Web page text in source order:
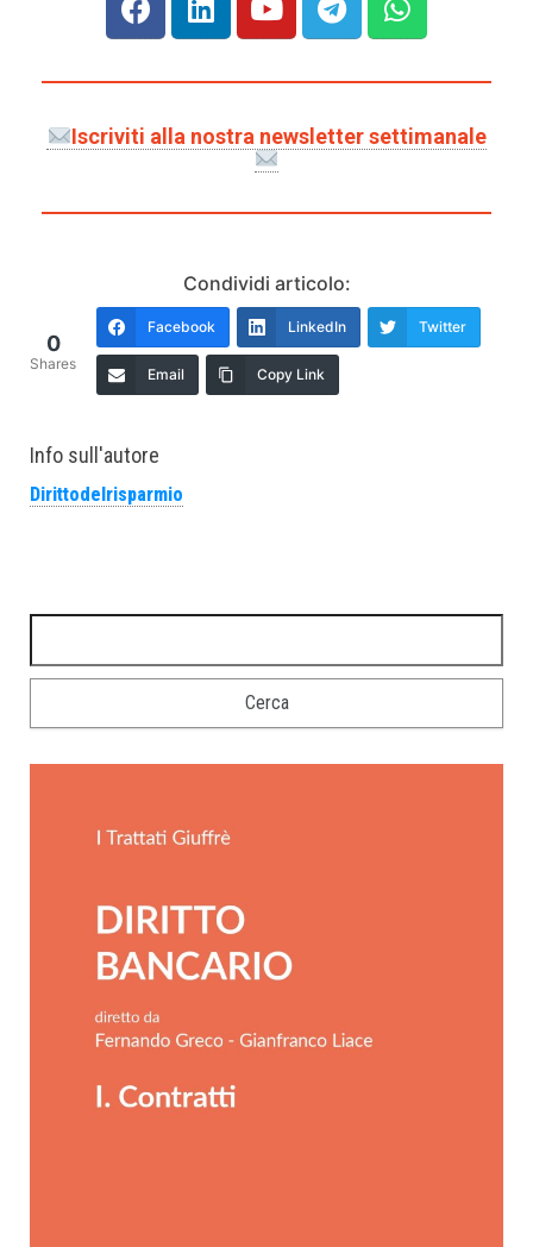
Iscriviti alla nostra newsletter settimanale
Condividi articolo:
0
Shares
Facebook LinkedIn Twitter
Email Copy Link
Info sull'autore
Dirittodelrisparmio